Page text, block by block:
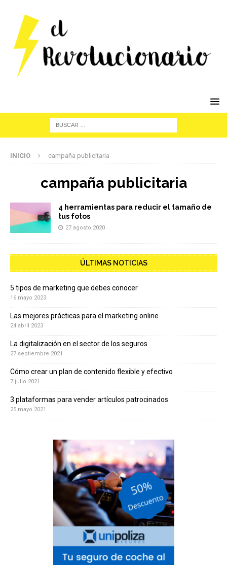
INICIO campaña publicitaria
campaña publicitaria
4 herramientas para reducir el tamaño de
tus fotos
27 agosto 2020
ÚLTIMAS NOTICIAS
5 tipos de marketing que debes conocer
16 mayo 2023
Las mejores prácticas para el marketing online
24 abril 2023
La digitalización en el sector de los seguros
27 septiembre 2021
Cómo crear un plan de contenido flexible y efectivo
7 julio 2021
3 plataformas para vender artículos patrocinados
25 mayo 2021